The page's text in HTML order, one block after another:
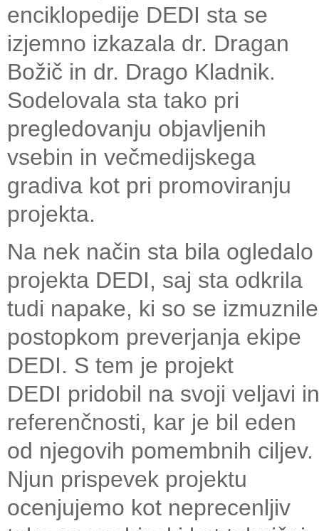
enciklopedije DEDI sta se
izjemno izkazala dr. Dragan
Božič in dr. Drago Kladnik.
Sodelovala sta tako pri
pregledovanju objavljenih
vsebin in večmedijskega
gradiva kot pri promoviranju
projekta.
Na nek način sta bila ogledalo
projekta DEDI, saj sta odkrila
tudi napake, ki so se izmuznile
postopkom preverjanja ekipe
DEDI. S tem je projekt
DEDI pridobil na svoji veljavi in
referenčnosti, kar je bil eden
od njegovih pomembnih ciljev.
Njun prispevek projektu
ocenjujemo kot neprecenljiv